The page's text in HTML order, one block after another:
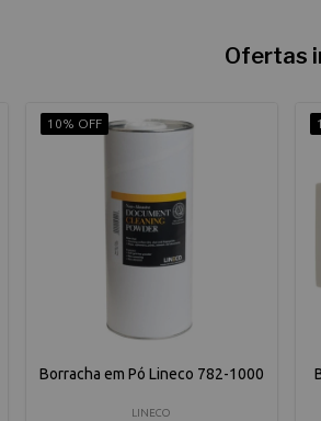
Ofertas
10% OFF
Borracha em Pó Lineco 782-1000
LINECO